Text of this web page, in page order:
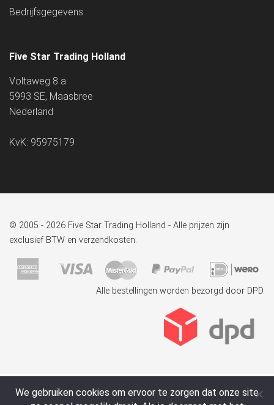
Bedrijfsgegevens
Five Star Trading Holland
Voltaweg 8 a
5993 SE, Maasbree
Nederland
KvK: 95975179
© 2005 - 2026 Five Star Trading Holland - Alle prijzen zijn
exclusief BTW en verzendkosten.
Alle bestellingen worden bezorgd door DPD.
We gebruiken cookies om ervoor te zorgen dat onze site